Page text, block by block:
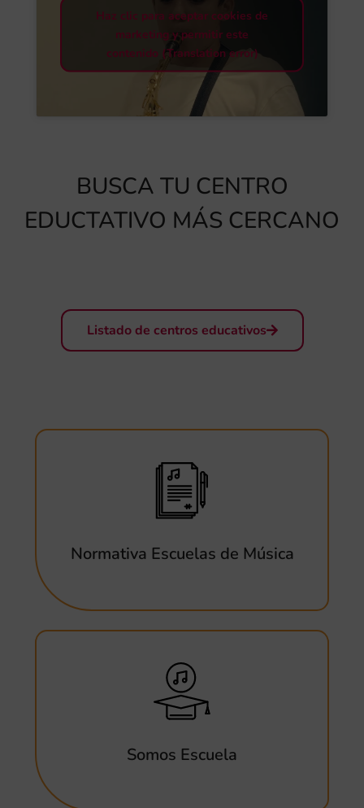
Haz clic para aceptar cookies de
marketing y permitir este
contenido (Translation error)
BUSCA TU CENTRO
EDUCTATIVO MÁS CERCANO
Listado de centros educativos
Normativa Escuelas de Música
Somos Escuela